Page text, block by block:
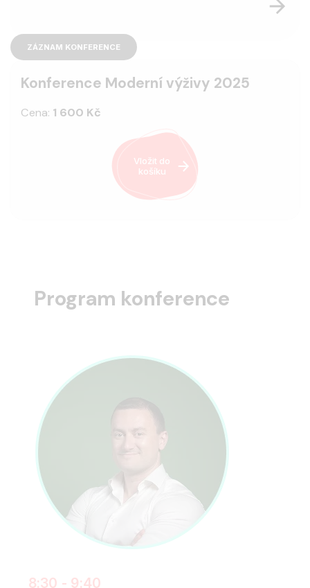
ZÁZNAM KONFERENCE
Konference Moderní výživy 2025
Cena: 1 600 Kč
Vložit do
košíku
Program konference
8:30 - 9:40